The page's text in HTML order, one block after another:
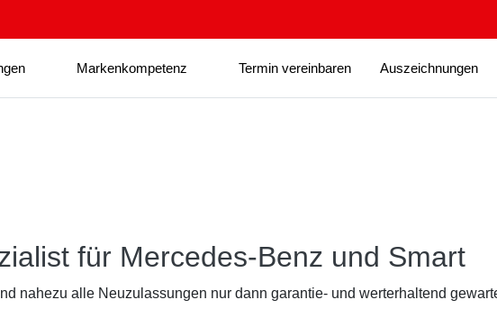
Markenkompetenz Termin vereinbaren Auszeichnungen
für Mercedes-Benz und Smart
nahezu alle Neuzulassungen nur dann garantie- und werterhaltend